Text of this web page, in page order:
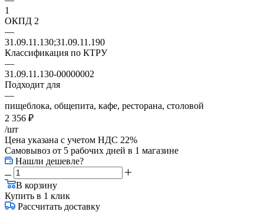
1
ОКПД 2
—
31.09.11.130;31.09.11.190
Классификация по КТРУ
—
31.09.11.130-00000002
Подходит для
—
пищеблока, общепита, кафе, ресторана, столовой
2 356 ₽
/шт
Цена указана с учетом НДС 22%
Самовывоз от 5 рабочих дней в 1 магазине
Нашли дешевле?
В корзину
Купить в 1 клик
Рассчитать доставку